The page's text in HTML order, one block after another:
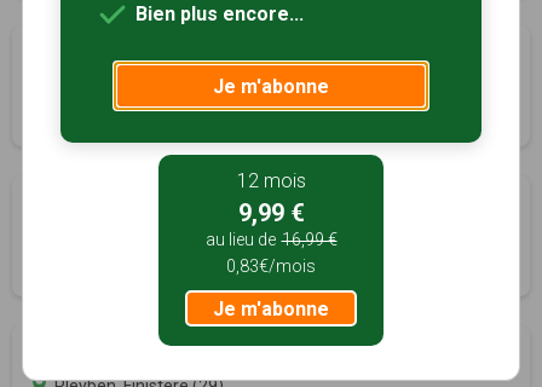
Pont Coblant
Pleyben, Finistère (29)
8 km Tracé GPS
Pont Coblant - Maner Coz
Pleyben, Finistère (29)
Tracé GPS
Bien plus encore...
Je m'abonne
12 mois
9,99 €
au lieu de 16,99 €
0,83€/mois
Je m'abonne